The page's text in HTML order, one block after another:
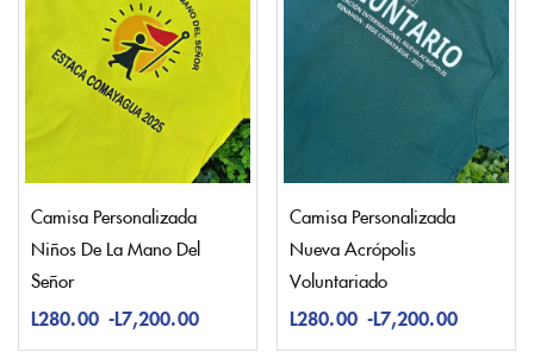
Camisa Personalizada
Niños De La Mano Del
Señor
L280.00 -L7,200.00
Camisa Personalizada
Nueva Acrópolis
Voluntariado
L280.00 -L7,200.00